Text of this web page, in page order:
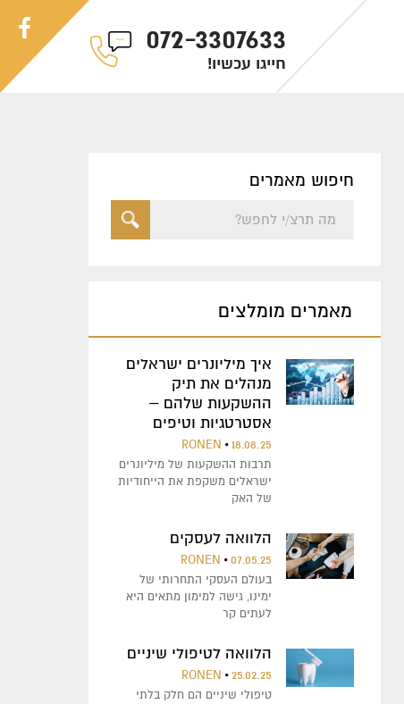
072-3307633
!חייגו עכשיו
חיפוש מאמרים
מאמרים מומלצים
איך מיליונרים ישראלים
מנהלים את תיק
ההשקעות שלהם –
אסטרטגיות וטיפים
RONEN 18.08.25
תרבות ההשקעות של מיליונרים
ישראלים משקפת את הייחודיות
של האק
הלוואה לעסקים
RONEN 07.05.25
בעולם העסקי התחרותי של
ימינו, גישה למימון מתאים היא
לעתים קר
הלוואה לטיפולי שיניים
RONEN 25.02.25
טיפולי שיניים הם חלק בלתי